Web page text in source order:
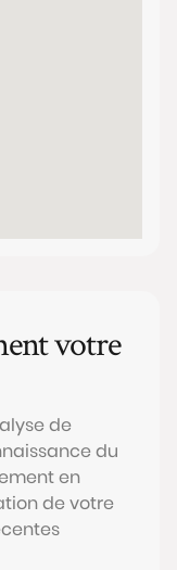
votre
de
du
en
de votre